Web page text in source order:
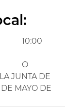
10:00
O
JUNTA DE
MAYO DE